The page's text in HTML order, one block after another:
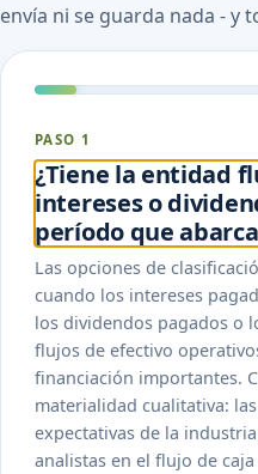
envía ni se guarda nada - y
PASO 1
¿Tiene la entidad
intereses o
período que
Las opciones de
cuando los intereses
los dividendos pagados o
flujos de efectivo
financiación importantes.
materialidad cualitativa:
expectativas de la
analistas en el flujo de